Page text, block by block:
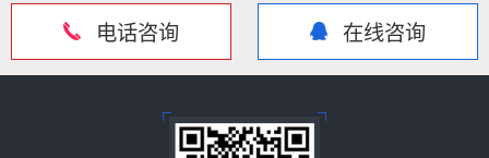
电话咨询 在线咨询